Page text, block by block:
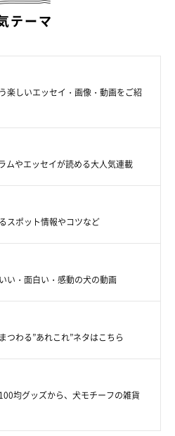
テーマ
楽しいエッセイ・画像・動画をご紹
ムやエッセイが読める大人気連載
スポット情報やコツなど
い・面白い・感動の犬の動画
つわる”あれこれ”ネタはこちら
均グッズから、犬モチーフの雑貨